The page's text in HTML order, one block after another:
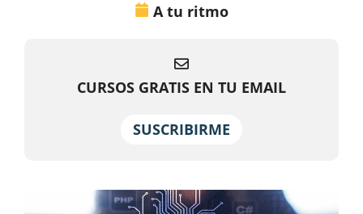
A tu ritmo
CURSOS GRATIS EN TU EMAIL
SUSCRIBIRME